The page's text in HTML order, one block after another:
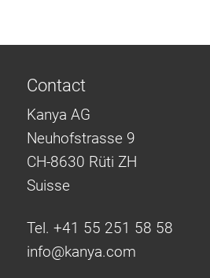
Contact
Kanya AG
Neuhofstrasse 9
CH-8630 Rüti ZH
Suisse
Tel. +41 55 251 58 58
info@kanya.com